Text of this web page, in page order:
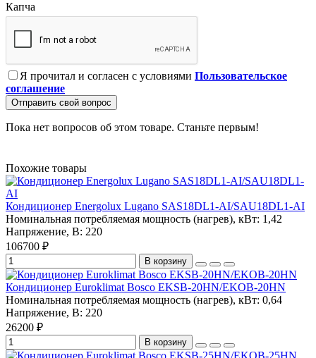
Капча
Я прочитал и согласен с условиями Пользовательское
соглашение
Отправить свой вопрос
Пока нет вопросов об этом товаре. Станьте первым!
Похожие товары
Кондиционер Energolux Lugano SAS18DL1-AI/SAU18DL1-AI
Номинальная потребляемая мощность (нагрев), кВт: 1,42
Напряжение, В: 220
106700 ₽
В корзину
Кондиционер Euroklimat Bosco EKSB-20HN/EKOB-20HN
Номинальная потребляемая мощность (нагрев), кВт: 0,64
Напряжение, В: 220
26200 ₽
В корзину